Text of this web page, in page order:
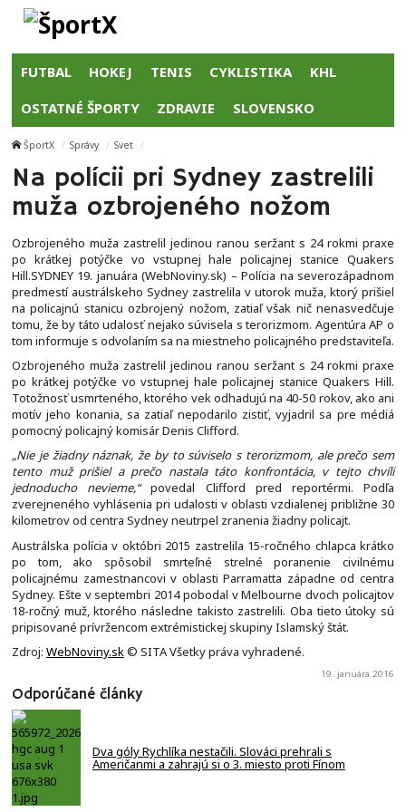
FUTBAL HOKEJ TENIS CYKLISTIKA KHL
OSTATNÉ ŠPORTY ZDRAVIE SLOVENSKO
ŠportX Správy Svet
Na polícii pri Sydney zastrelili
muža ozbrojeného nožom
Ozbrojeného muža zastrelil jedinou ranou seržant s 24 rokmi praxe
po krátkej potýčke vo vstupnej hale policajnej stanice Quakers
Hill.SYDNEY 19. januára (WebNoviny.sk) – Polícia na severozápadnom
predmestí austrálskeho Sydney zastrelila v utorok muža, ktorý prišiel
na policajnú stanicu ozbrojený nožom, zatiaľ však nič nenasvedčuje
tomu, že by táto udalosť nejako súvisela s terorizmom. Agentúra AP o
tom informuje s odvolaním sa na miestneho policajného predstaviteľa.
Ozbrojeného muža zastrelil jedinou ranou seržant s 24 rokmi praxe
po krátkej potýčke vo vstupnej hale policajnej stanice Quakers Hill.
Totožnosť usmrteného, ktorého vek odhadujú na 40-50 rokov, ako ani
motív jeho konania, sa zatiaľ nepodarilo zistiť, vyjadril sa pre médiá
pomocný policajný komisár Denis Clifford.
„Nie je žiadny náznak, že by to súviselo s terorizmom, ale prečo sem
tento muž prišiel a prečo nastala táto konfrontácia, v tejto chvíli
jednoducho nevieme,“povedal Clifford pred reportérmi. Podľa
zverejneného vyhlásenia pri udalosti v oblasti vzdialenej približne 30
kilometrov od centra Sydney neutrpel zranenia žiadny policajt.
Austrálska polícia v októbri 2015 zastrelila 15-ročného chlapca krátko
po tom, ako spôsobil smrteľné strelné poranenie civilnému
policajnému zamestnancovi v oblasti Parramatta západne od centra
Sydney. Ešte v septembri 2014 pobodal v Melbourne dvoch policajtov
18-ročný muž, ktorého následne takisto zastrelili. Oba tieto útoky sú
pripisované prívržencom extrémistickej skupiny Islamský štát.
Zdroj: WebNoviny.sk© SITA Všetky práva vyhradené.
19. januára 2016
Odporúčané články
Dva góly Rychlíka nestačili. Slováci prehrali s
Američanmi a zahrajú si o 3. miesto proti Fínom